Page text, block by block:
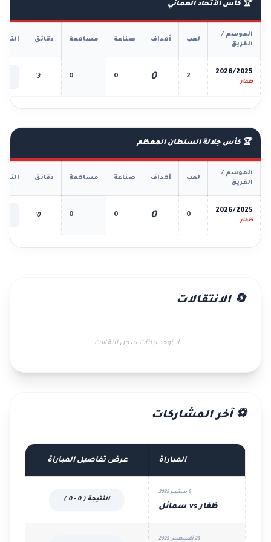
🏆 كأس الأتحاد العماني
الموسم /
الفريق
لعب أهداف صناعة مساهمة دقائق
2026/2025
ظفار
2
0
0
0
3'
🏆 كأس جلالة السلطان المعظم
الموسم /
الفريق
لعب أهداف صناعة مساهمة دقائق
2026/2025
ظفار
0
0
0
0
0'
🔄 الانتقالات
لا توجد بيانات سجل انتقالات.
⚽ آخر المشاركات
المباراة عرض تفاصيل المباراة
6 سبتمبر 2025
ظفار vs سمائل
النتيجة ( 0 - 0 )
23 أغسطس 2025